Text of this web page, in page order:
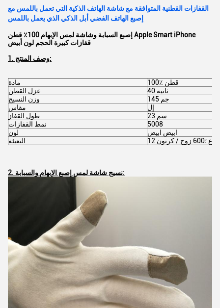
القفازات القطنية المتوافقة مع شاشة الهاتف الذكية التي تعمل باللمس مع
إصبع الهاتف الفضي أبل الذكي الذي يعمل باللمس
إصبع السبابة وشاشة لمس الإبهام 100٪ قطن Apple Smart iPhone
قفازات كبيرة الحجم لون أبيض
1. وصف المنتج:
مادة
100٪ قطن
غزل القطن
40 ثانية
وزن النسيج
145 جم
مقاس
إل
طول القفاز
23 سم
نمط القفازات
5008
لون
ابيض ابيض
التعبئة
زوج / كرتون
2. نسيج شاشة لمس إصبع الإبهام والسبابة: